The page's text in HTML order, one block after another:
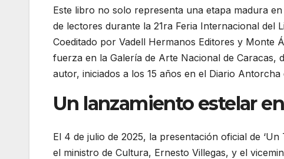
Este libro no solo representa una etapa madura
de lectores durante la 21ra Feria Internacional del
Coeditado por Vadell Hermanos Editores y Monte
fuerza en la Galería de Arte Nacional de Caracas,
autor, iniciados a los 15 años en el Diario Antorcha
Un lanzamiento estelar
El 4 de julio de 2025, la presentación oficial de
el ministro de Cultura, Ernesto Villegas, y el